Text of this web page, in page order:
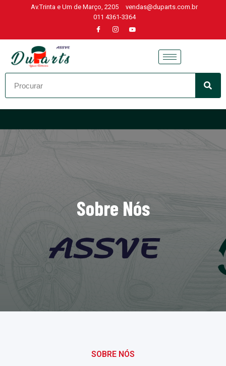
to
content
Av.Trinta e Um de Março, 2205
vendas@duparts.com.br
011 4361-3364
Sobre Nós
SOBRE NÓS